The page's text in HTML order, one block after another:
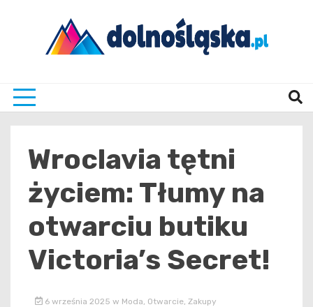
Wroclavia tętni
życiem: Tłumy na
otwarciu butiku
Victoria’s Secret!
6 września 2025 w Moda Otwarcie, Zakupy